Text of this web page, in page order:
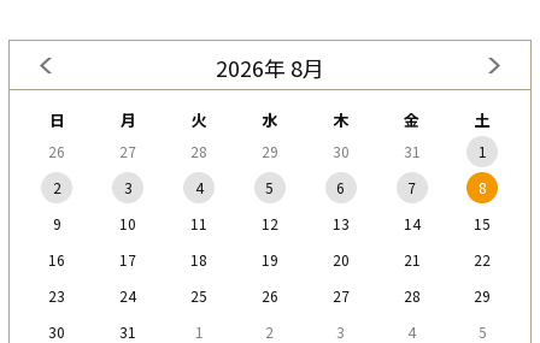
2026年 8月
日 月 火 水 木 金 土
26 27 28 29 30 31
1
2
3 4 5 6 7
8
9
10 11 12 13 14
15
16
17 18 19 20 21
22
23
24 25 26 27 28
29
30
31 1 2 3 4 5